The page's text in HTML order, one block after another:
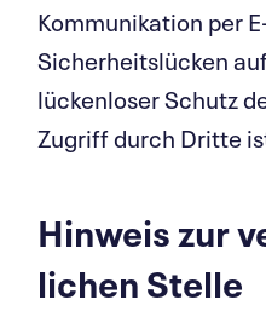
Kommunikation per
Sicherheitslücken
lückenloser Schutz
Zugriff durch Dritte
Hinweis zur
lichen Stelle